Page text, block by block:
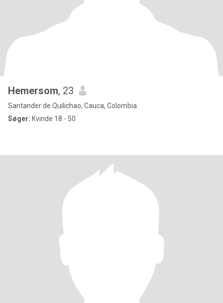
Hemersom, 23
Santander de Quilichao, Cauca, Colombia
Søger: Kvinde 18 - 50